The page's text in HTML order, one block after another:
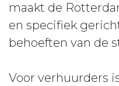
maakt de
en specifiek
behoeften van de
Voor verhuurders